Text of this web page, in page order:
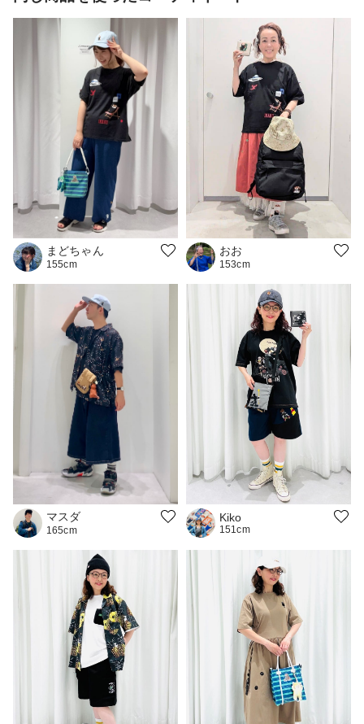
まどちゃん
155cm
おお
153cm
マスダ
165cm
Kiko
151cm